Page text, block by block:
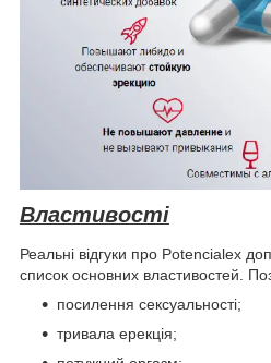
Властивості
Реальні відгуки про Potencialex
список основних властивостей.
посилення сексуальності;
тривала ерекція;